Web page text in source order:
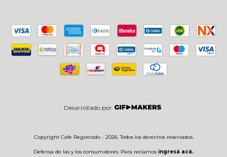
Desarrollado por
Copyright Cafe Registrado - 2026. Todos los derechos reservados.
Defensa de las y los consumidores. Para reclamos ingresá acá.